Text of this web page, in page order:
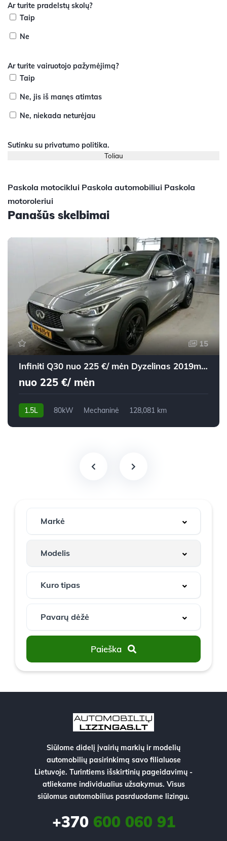
Ar turite pradelstų skolų?
Taip
Ne
Ar turite vairuotojo pažymėjimą?
Taip
Ne, jis iš manęs atimtas
Ne, niekada neturėjau
Sutinku su privatumo politika.
Paskola motociklui Paskola automobiliui Paskola
motoroleriui
Panašūs skelbimai
15
Infiniti Q30 nuo 225 €/ mėn Dyzelinas 2019m. Visureigis Mechaninė
nuo 225 €/ mėn
1.5L 80kW Mechaninė
128,081 km
Paieška
Siūlome didelį įvairių markių ir modelių
automobilių pasirinkimą savo filialuose
Lietuvoje. Turintiems išskirtinių pageidavimų -
atliekame individualius užsakymus. Visus
siūlomus automobilius pasrduodame lizingu.
+370600 060 91